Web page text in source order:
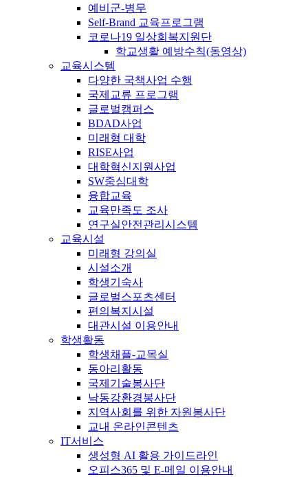
예비군-병무
Self-Brand 교육프로그램
코로나19 일상회복지원단
학교생활 예방수칙(동영상)
교육시스템
다양한 국책사업 수행
국제교류 프로그램
글로벌캠퍼스
BDAD사업
미래형 대학
RISE사업
대학혁신지원사업
SW중심대학
융합교육
교육만족도 조사
연구실안전관리시스템
교육시설
미래형 강의실
시설소개
학생기숙사
글로벌스포츠센터
편의복지시설
대관시설 이용안내
학생활동
학생채플-교목실
동아리활동
국제기술봉사단
낙동강환경봉사단
지역사회를 위한 자원봉사단
교내 온라인콘텐츠
IT서비스
생성형 AI 활용 가이드라인
오피스365 및 E-메일 이용안내